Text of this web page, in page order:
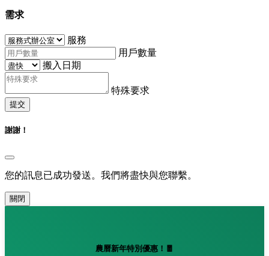
需求
服務
用戶數量
搬入日期
特殊要求
提交
謝謝！
您的訊息已成功發送。我們將盡快與您聯繫。
關閉
農曆新年特別優惠！🧧